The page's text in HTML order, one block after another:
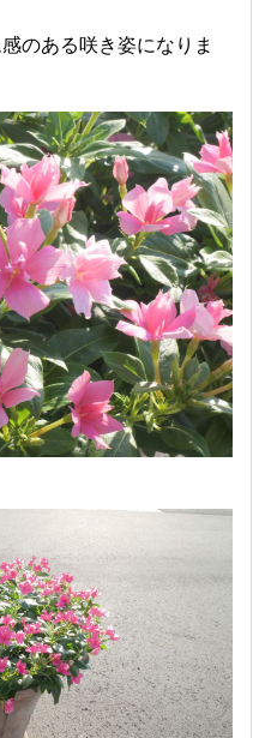
のある咲き姿になりま